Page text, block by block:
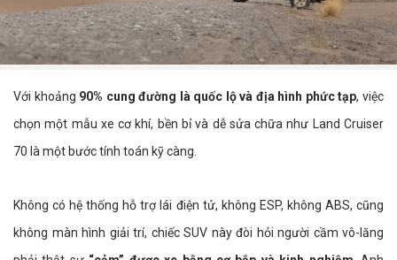
Với khoảng 90% cung đường là quốc lộ và địa hình phức tạp, việc
chọn một mẫu xe cơ khí, bền bỉ và dễ sửa chữa như Land Cruiser
70 là một bước tính toán kỹ càng.
Không có hệ thống hỗ trợ lái điện tử, không ESP, không ABS, cũng
không màn hình giải trí, chiếc SUV này đòi hỏi người cầm vô-lăng